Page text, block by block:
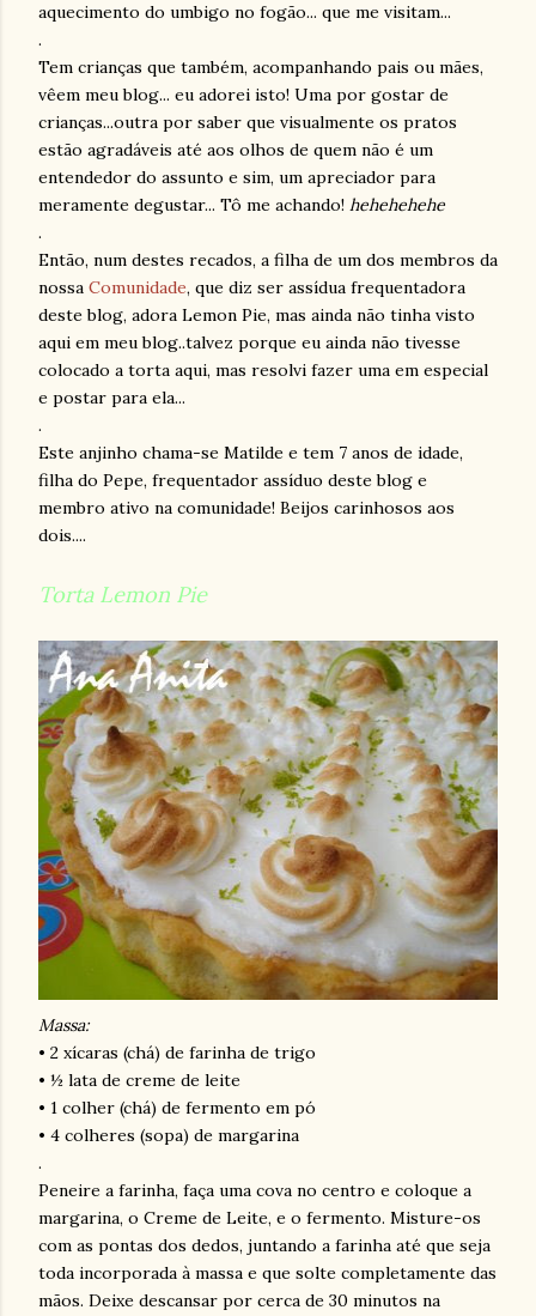
aquecimento do umbigo no fogão... que me visitam...
.
Tem crianças que também, acompanhando pais ou mães,
vêem meu blog... eu adorei isto! Uma por gostar de
crianças...outra por saber que visualmente os pratos
estão agradáveis até aos olhos de quem não é um
entendedor do assunto e sim, um apreciador para
meramente degustar... Tô me achando! hehehehehe
.
Então, num destes recados, a filha de um dos membros da
nossa Comunidade, que diz ser assídua frequentadora
deste blog, adora Lemon Pie, mas ainda não tinha visto
aqui em meu blog..talvez porque eu ainda não tivesse
colocado a torta aqui, mas resolvi fazer uma em especial
e postar para ela...
.
Este anjinho chama-se Matilde e tem 7 anos de idade,
filha do Pepe, frequentador assíduo deste blog e
membro ativo na comunidade! Beijos carinhosos aos
dois....
Torta Lemon Pie
Massa:
• 2 xícaras (chá) de farinha de trigo
• ½ lata de creme de leite
• 1 colher (chá) de fermento em pó
• 4 colheres (sopa) de margarina
.
Peneire a farinha, faça uma cova no centro e coloque a
margarina, o Creme de Leite, e o fermento. Misture-os
com as pontas dos dedos, juntando a farinha até que seja
toda incorporada à massa e que solte completamente das
mãos. Deixe descansar por cerca de 30 minutos na